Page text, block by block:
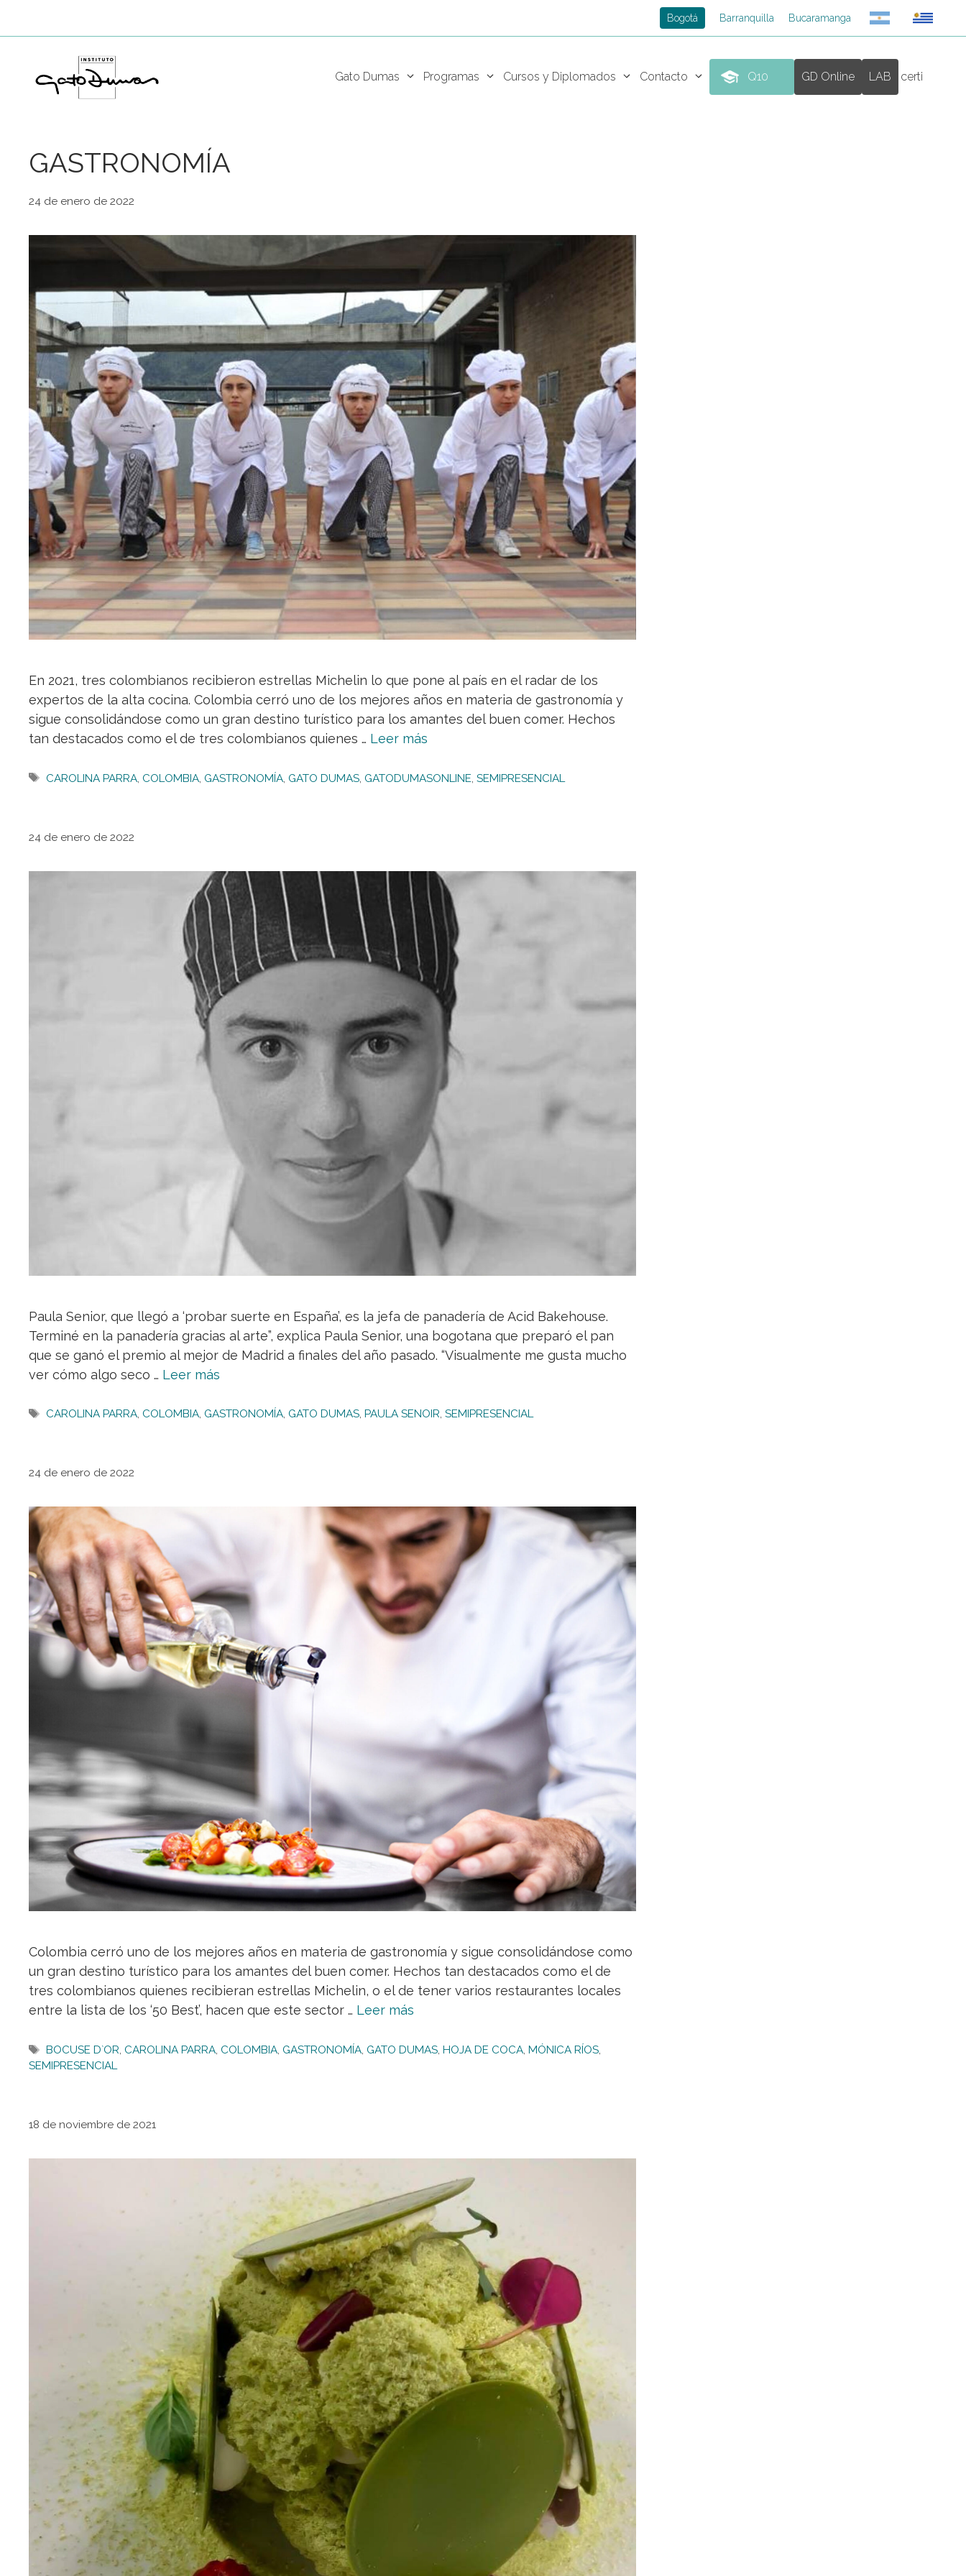
Bogotá Barranquilla Bucaramanga
Gato Dumas Programas Cursos y Diplomados Contacto Q10 GD Online LAB certi
GASTRONOMÍA
24 de enero de 2022
En 2021, tres colombianos recibieron estrellas Michelin lo que pone al país en el radar de los
expertos de la alta cocina. Colombia cerró uno de los mejores años en materia de gastronomía y
sigue consolidándose como un gran destino turístico para los amantes del buen comer. Hechos
tan destacados como el de tres colombianos quienes … Leer más
Etiquetas
CAROLINA PARRA ,COLOMBIA ,GASTRONOMÍA ,GATO DUMAS ,GATODUMASONLINE ,SEMIPRESENCIAL
24 de enero de 2022
Paula Senior, que llegó a ‘probar suerte en España’, es la jefa de panadería de Acid Bakehouse.
Terminé en la panadería gracias al arte”, explica Paula Senior, una bogotana que preparó el pan
que se ganó el premio al mejor de Madrid a finales del año pasado. “Visualmente me gusta mucho
ver cómo algo seco … Leer más
Etiquetas
CAROLINA PARRA,COLOMBIA,GASTRONOMÍA,GATO DUMAS,PAULA SENOIR,SEMIPRESENCIAL
24 de enero de 2022
Colombia cerró uno de los mejores años en materia de gastronomía y sigue consolidándose como
un gran destino turístico para los amantes del buen comer. Hechos tan destacados como el de
tres colombianos quienes recibieran estrellas Michelin, o el de tener varios restaurantes locales
entre la lista de los ‘50 Best’, hacen que este sector … Leer más
Etiquetas
BOCUSE D`OR,CAROLINA PARRA,COLOMBIA,GASTRONOMÍA,GATO DUMAS,HOJA DE COCA,MÓNICA RÍOS,
SEMIPRESENCIAL
18 de noviembre de 2021